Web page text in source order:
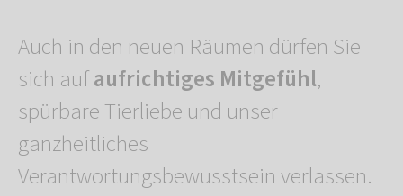
Auch in den neuen Räumen dürfen Sie
sich aufaufrichtiges Mitgefühl,
spürbare Tierliebe und unser
ganzheitliches
Verantwortungsbewusstsein verlassen.